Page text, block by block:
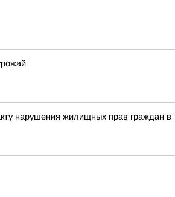
нарушения жилищных прав граждан в